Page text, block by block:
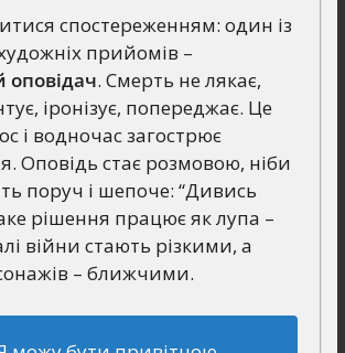
спостереженням: один із
прийомів –
. Смерть не лякає,
іронізує, попереджає. Це
і водночас загострює
Оповідь стає розмовою, ніби
поруч і шепоче: “Дивись
рішення працює як лупа –
війни стають різкими, а
– ближчими.